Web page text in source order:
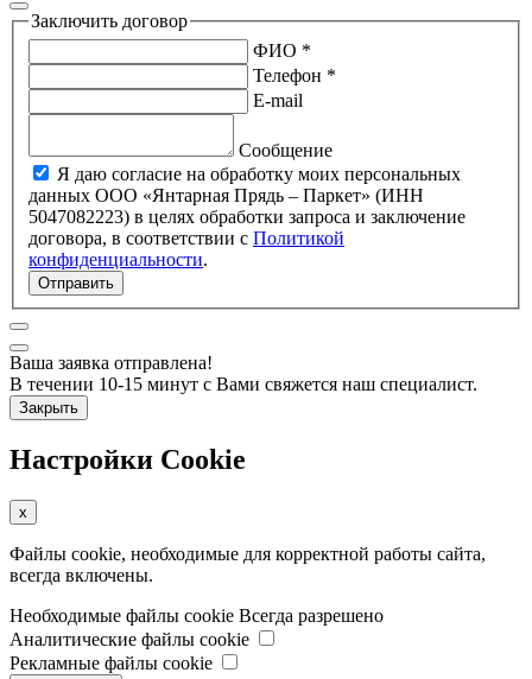
Заключить договор
ФИО *
Телефон *
E-mail
Сообщение
Я даю согласие на обработку моих персональных
данных ООО «Янтарная Прядь – Паркет» (ИНН
5047082223) в целях обработки запроса и заключение
договора, в соответствии с Политикой
конфиденциальности.
Отправить
Ваша заявка отправлена!
В течении 10-15 минут с Вами свяжется наш специалист.
Закрыть
Настройки Cookie
x
Файлы cookie, необходимые для корректной работы сайта,
всегда включены.
Необходимые файлы cookie Всегда разрешено
Аналитические файлы cookie
Рекламные файлы cookie